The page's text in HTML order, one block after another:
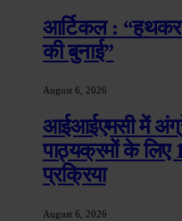
आर्टिकल :
की बुनाई”
August 6, 2026
आईआईएमसी में
पाठ्यक्रमों के लिए
प्रक्रिया
August 6, 2026